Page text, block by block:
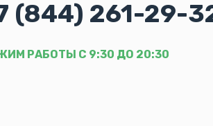
(844) 261-29-
РАБОТЫ С 9:30 ДО 20:30